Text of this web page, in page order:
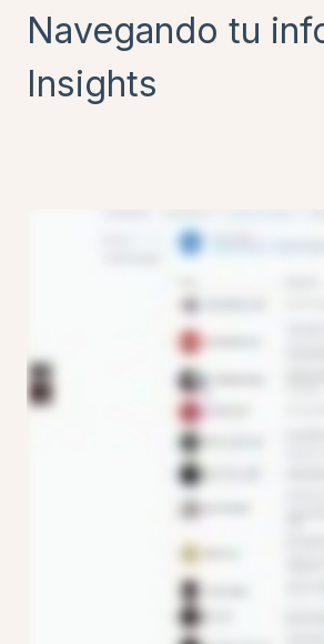
Navegando tu
Insights